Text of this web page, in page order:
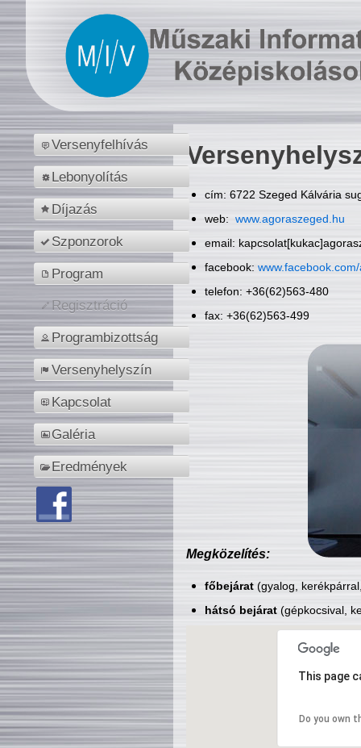
Versenyfelhívás
Lebonyolítás
Díjazás
Szponzorok
Program
Regisztráció
Programbizottság
Versenyhelyszín
Kapcsolat
Galéria
Eredmények
cím: 6722 Szeged Kálvária
web: www.agoraszeged.hu
email:
facebook:
telefon: +36(62)563-480
fax: +36(62)563-499
Megközelítés:
főbejárat(gyalog,
hátsó bejárat(gépkocsival,
This page
Do you own